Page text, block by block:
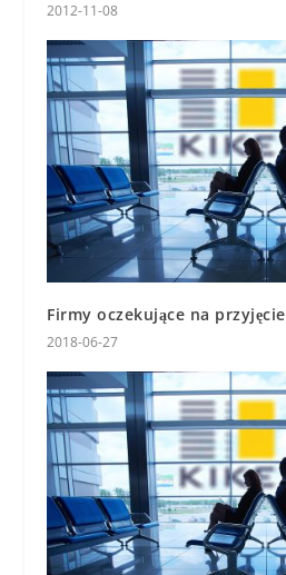
2012-11-08
Firmy oczekujące na przyjęcie
2018-06-27